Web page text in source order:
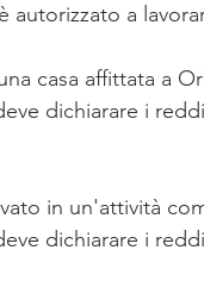
autorizzato a
casa affittata a
dichiarare i
in un'attività
dichiarare i